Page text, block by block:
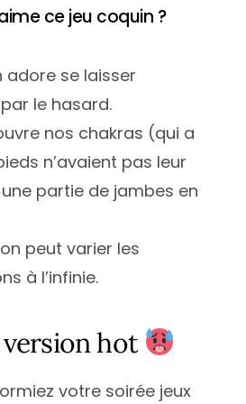
ce jeu coquin ?
adore se laisser
le hasard.
nos chakras (qui a
n’avaient pas leur
partie de jambes en
peut varier les
à l’infinie.
hot
votre soirée jeux